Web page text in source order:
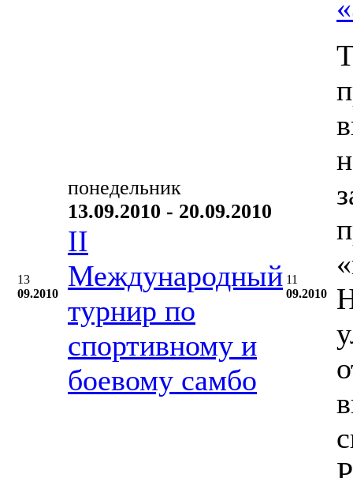
13
09.2010
понедельник
13.09.2010 - 20.09.2010
II
Международный
турнир по
спортивному и
боевому самбо
11
09.2010